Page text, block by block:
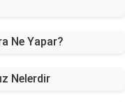
Ne Yapar?
Nelerdir